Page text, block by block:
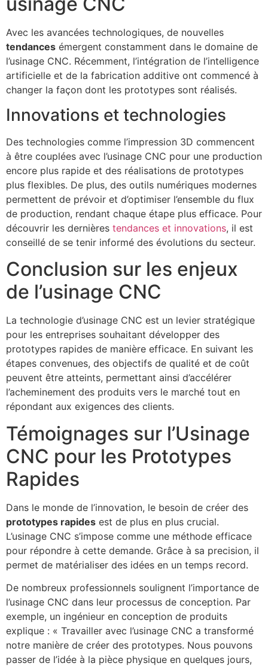
Avec les avancées technologiques, de nouvelles
tendances émergent constamment dans le domaine de
l’usinage CNC. Récemment, l’intégration de l’intelligence
artificielle et de la fabrication additive ont commencé à
changer la façon dont les prototypes sont réalisés.
Innovations et technologies
Des technologies comme l’impression 3D commencent
à être couplées avec l’usinage CNC pour une production
encore plus rapide et des réalisations de prototypes
plus flexibles. De plus, des outils numériques modernes
permettent de prévoir et d’optimiser l’ensemble du flux
de production, rendant chaque étape plus efficace. Pour
découvrir les dernières tendances et innovations, il est
conseillé de se tenir informé des évolutions du secteur.
Conclusion sur les enjeux
de l’usinage CNC
La technologie d’usinage CNC est un levier stratégique
pour les entreprises souhaitant développer des
prototypes rapides de manière efficace. En suivant les
étapes convenues, des objectifs de qualité et de coût
peuvent être atteints, permettant ainsi d’accélérer
l’acheminement des produits vers le marché tout en
répondant aux exigences des clients.
Témoignages sur l’Usinage
CNC pour les Prototypes
Rapides
Dans le monde de l’innovation, le besoin de créer des
prototypes rapides est de plus en plus crucial.
L’usinage CNC s’impose comme une méthode efficace
pour répondre à cette demande. Grâce à sa precision, il
permet de matérialiser des idées en un temps record.
De nombreux professionnels soulignent l’importance de
l’usinage CNC dans leur processus de conception. Par
exemple, un ingénieur en conception de produits
explique : « Travailler avec l’usinage CNC a transformé
notre manière de créer des prototypes. Nous pouvons
passer de l’idée à la pièce physique en quelques jours,